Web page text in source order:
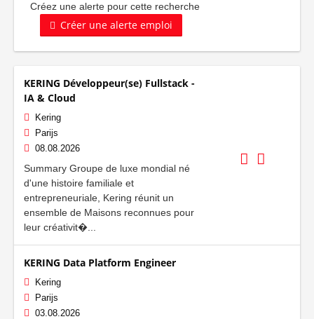
Créez une alerte pour cette recherche
Créer une alerte emploi
KERING Développeur(se) Fullstack -
IA & Cloud
Kering
Parijs
08.08.2026
Summary Groupe de luxe mondial né
d'une histoire familiale et
entrepreneuriale, Kering réunit un
ensemble de Maisons reconnues pour
leur créativit�...
KERING Data Platform Engineer
Kering
Parijs
03.08.2026